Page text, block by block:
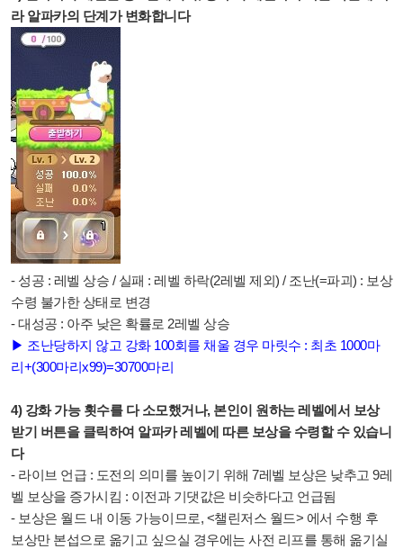
라 알파카의 단계가 변화합니다
- 성공 : 레벨 상승 /실패 : 레벨 하락(2레벨 제외) /조난(=파괴) : 보상
수령 불가한 상태로 변경
- 대성공 : 아주 낮은 확률로 2레벨 상승
▶ 조난당하지 않고 강화 100회를 채울 경우 마릿수 : 최초 1000마
리+(300마리x99)=30700마리
4) 강화 가능 횟수를 다 소모했거나, 본인이 원하는 레벨에서 보상
받기 버튼을 클릭하여 알파카 레벨에 따른 보상을 수령할 수 있습니
다
- 라이브 언급 : 도전의 의미를 높이기 위해 7레벨 보상은 낮추고 9레
벨 보상을 증가시킴 : 이전과 기댓값은 비슷하다고 언급됨
- 보상은 월드 내 이동 가능이므로, <챌린저스 월드> 에서 수행 후
보상만 본섭으로 옮기고 싶으실 경우에는 사전 리프를 통해 옮기실